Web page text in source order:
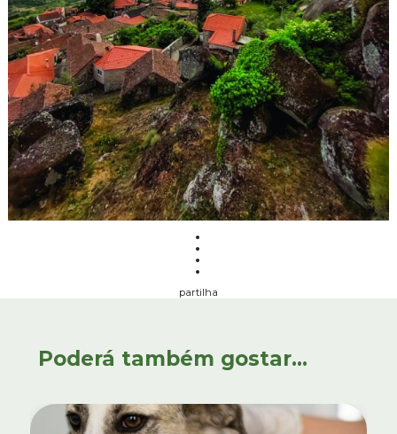
partilha
Poderá também gostar...